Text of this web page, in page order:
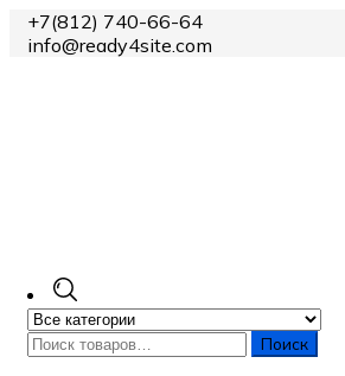
+7(812) 740-66-64
info@ready4site.com
Поиск